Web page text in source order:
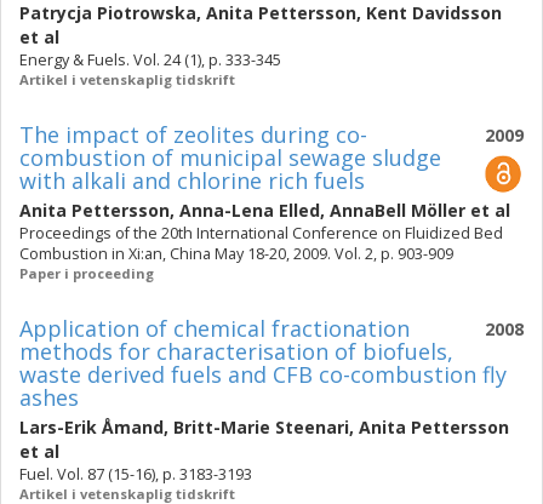
Patrycja Piotrowska, Anita Pettersson, Kent Davidsson
et al
Energy & Fuels. Vol. 24 (1), p. 333-345
Artikel i vetenskaplig tidskrift
2009
The impact of zeolites during co-
combustion of municipal sewage sludge
with alkali and chlorine rich fuels
Anita Pettersson, Anna-Lena Elled, AnnaBell Möller et al
Proceedings of the 20th International Conference on Fluidized Bed
Combustion in Xi:an, China May 18-20, 2009. Vol. 2, p. 903-909
Paper i proceeding
2008
Application of chemical fractionation
methods for characterisation of biofuels,
waste derived fuels and CFB co-combustion fly
ashes
Lars-Erik Åmand, Britt-Marie Steenari, Anita Pettersson
et al
Fuel. Vol. 87 (15-16), p. 3183-3193
Artikel i vetenskaplig tidskrift